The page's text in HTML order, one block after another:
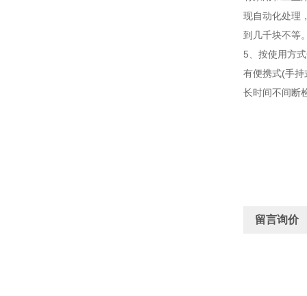
现自动化处理
到几千块不等
5、按使用方
有便携式(手
长时间不间断
留言询价